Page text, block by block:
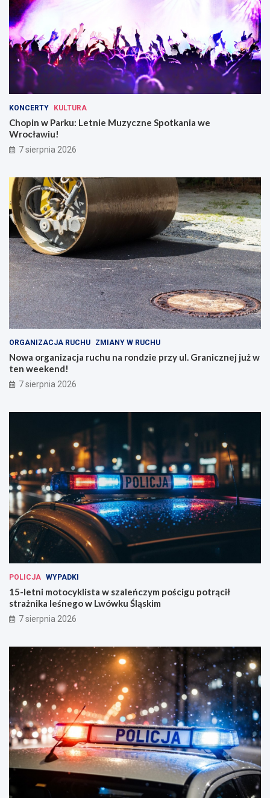
KONCERTY KULTURA
Chopin w Parku: Letnie Muzyczne Spotkania we
Wrocławiu!
7 sierpnia 2026
ORGANIZACJA RUCHU ZMIANY W RUCHU
Nowa organizacja ruchu na rondzie przy ul. Granicznej już w
ten weekend!
7 sierpnia 2026
POLICJA WYPADKI
15-letni motocyklista w szaleńczym pościgu potrącił
strażnika leśnego w Lwówku Śląskim
7 sierpnia 2026